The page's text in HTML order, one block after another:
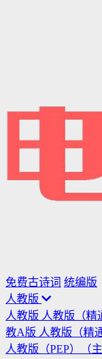
免费古诗词 统编版
人教版
人教版 人教版（精
教A版 人教版（精
人教版（PEP）（